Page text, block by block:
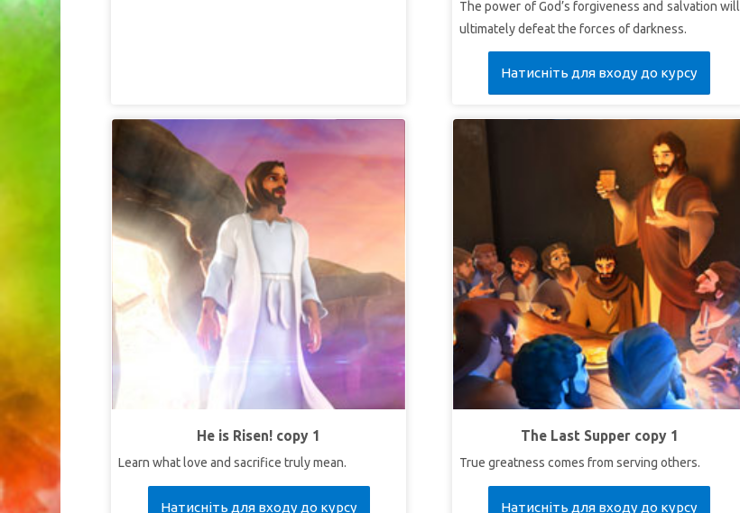
The power of God’s forgiveness and salvation will
ultimately defeat the forces of darkness.
Натисніть для входу до курсу
He is Risen! copy 1
Learn what love and sacrifice truly mean.
Натисніть для входу до курсу
The Last Supper copy 1
True greatness comes from serving others.
Натисніть для входу до курсу